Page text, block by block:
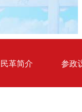
民革简介 参政